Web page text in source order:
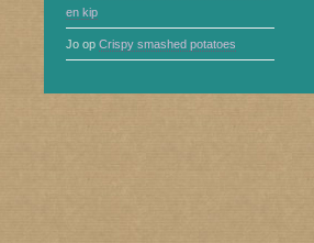
en kip
Jo op Crispy smashed potatoes